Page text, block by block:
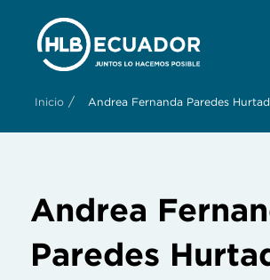
Inicio / Andrea Fernanda Paredes
Andrea
Paredes